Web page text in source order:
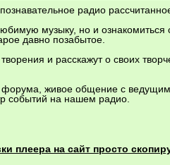
радио
музыку, но и
давно позабытое.
и расскажут о своих
форума, живое общение с
событий на нашем радио.
плеера на сайт просто